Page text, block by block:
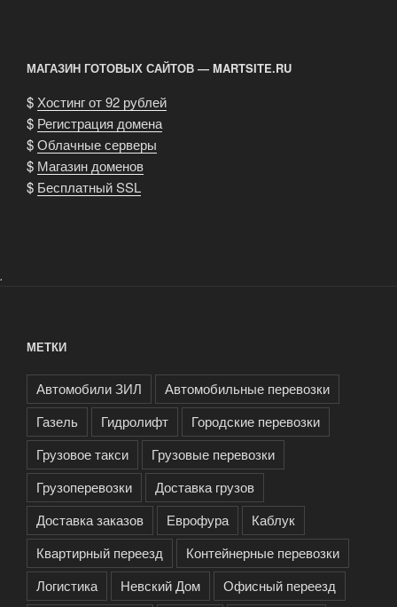
МАГАЗИН ГОТОВЫХ САЙТОВ — MARTSITE.RU
$Хостинг от 92 рублей
$ Регистрация домена
$Облачные серверы
$ Магазин доменов
$ Бесплатный SSL
.
МЕТКИ
Автомобили ЗИЛ
Автомобильные перевозки
Газель
Гидролифт
Городские перевозки
Грузовое такси
Грузовые перевозки
Грузоперевозки
Доставка грузов
Доставка заказов
Еврофура
Каблук
Квартирный переезд
Контейнерные перевозки
Логистика
Невский Дом
Офисный переезд